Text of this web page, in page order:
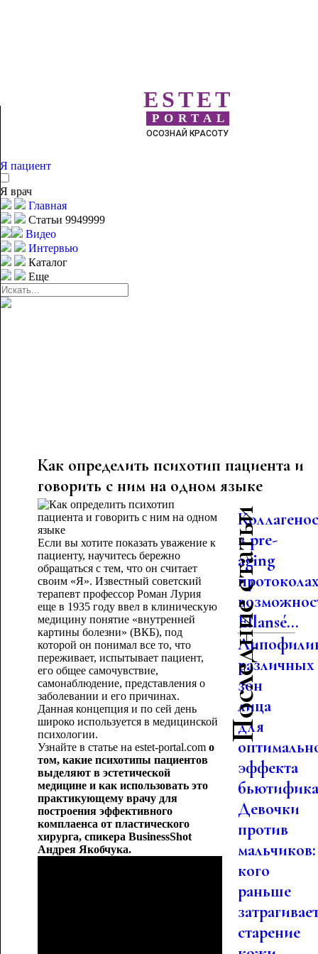
ESTET
PORTAL
ОСОЗНАЙ КРАСОТУ
Я пациент
Я врач
Главная
Статьи 9949999
Видео
Интервью
Каталог
Еще
Как определить психотип пациента и
говорить с ним на одном языке
Если вы хотите показать уважение к
пациенту, научитесь бережно
обращаться с тем, что он считает
своим «Я». Известный советский
терапевт профессор Роман Лурия
еще в 1935 году ввел в клиническую
медицину понятие «внутренней
картины болезни» (ВКБ), под
которой он понимал все то, что
переживает, испытывает пациент,
его общее самочувствие,
самонаблюдение, представления о
заболевании и его причинах.
Данная концепция и по сей день
широко используется в медицинской
психологии.
Узнайте в статье на estet-portal.com о
том, какие психотипы пациентов
выделяют в эстетической
медицине и как использовать это
практикующему врачу для
построения эффективного
комплаенса от пластического
хирурга, спикера BusinessShot
Андрея Якобчука.
Последние статьи
в pre-
aging
Ellansé...
различных
зон
лица
для
эффекта
Девочки
против
мальчиков:
кого
раньше
старение